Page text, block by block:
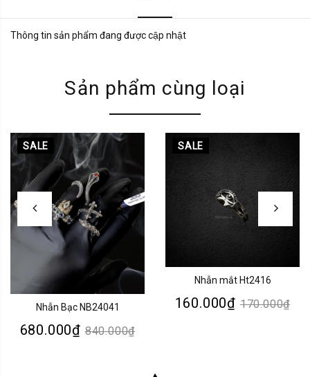
Thông tin sản phẩm đang được cập nhật
Sản phẩm cùng loại
SALE
Nhẫn Bạc NB24041
680.000₫ 840.000₫
SALE
Nhẫn mắt Ht2416
160.000₫ 170.000₫